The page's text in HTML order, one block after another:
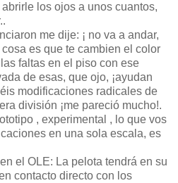
los ojos a unos cuantos,
me dije: ¡ no va a andar,
es que te cambien el color
faltas en el piso con ese
de esas, que ojo, ¡ayudan
modificaciones radicales de
división ¡me pareció mucho!.
, experimental , lo que vos
en una sola escala, es
el OLE: La pelota tendrá en su
contacto directo con los